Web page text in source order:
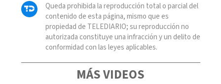
Queda prohibida la reproducción total o parcial del
contenido de esta página, mismo que es
propiedad de TELEDIARIO; su reproducción no
autorizada constituye una infracción y un delito de
conformidad con las leyes aplicables.
MÁS VIDEOS